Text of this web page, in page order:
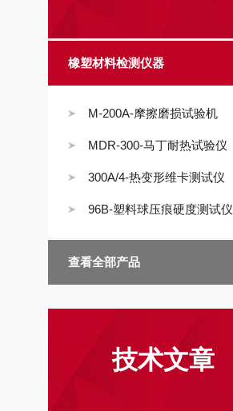
橡塑材料检测仪器
M-200A-摩擦磨损试验机
MDR-300-马丁耐热试验仪
300A/4-热变形维卡测试仪
96B-塑料球压痕硬度测试仪
查看全部产品
技术文章